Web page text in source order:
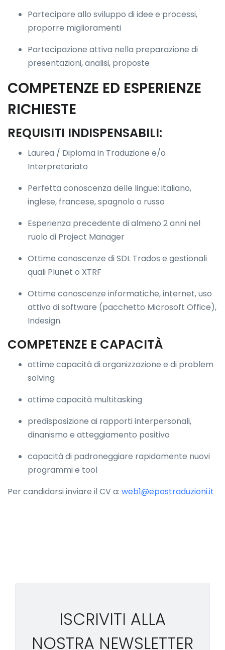
Partecipare allo sviluppo di idee e processi,
proporre miglioramenti
Partecipazione attiva nella preparazione di
presentazioni, analisi, proposte
COMPETENZE ED ESPERIENZE
RICHIESTE
REQUISITI INDISPENSABILI:
Laurea / Diploma in Traduzione e/o
Interpretariato
Perfetta conoscenza delle lingue: italiano,
inglese, francese, spagnolo o russo
Esperienza precedente di almeno 2 anni nel
ruolo di Project Manager
Ottime conoscenze di SDL Trados e gestionali
quali Plunet o XTRF
Ottime conoscenze informatiche, internet, uso
attivo di software (pacchetto Microsoft Office),
Indesign.
COMPETENZE E CAPACITÀ
ottime capacità di organizzazione e di problem
solving
ottime capacità multitasking
predisposizione ai rapporti interpersonali,
dinanismo e atteggiamento positivo
capacità di padroneggiare rapidamente nuovi
programmi e tool
Per candidarsi inviare il CV a: web1@epostraduzioni.it
ISCRIVITI ALLA
NOSTRA NEWSLETTER